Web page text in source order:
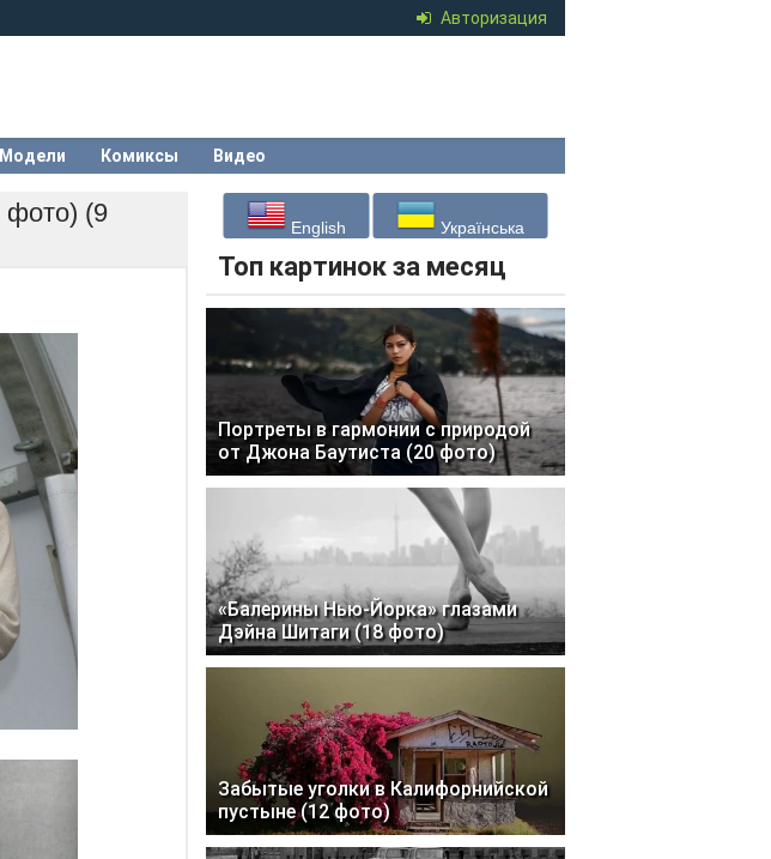
Авторизация
Модели Комиксы Видео
фото) (9
English Українська
Топ картинок за месяц
Портреты в гармонии с природой
от Джона Баутиста (20 фото)
«Балерины Нью-Йорка» глазами
Дэйна Шитаги (18 фото)
Забытые уголки в Калифорнийской
пустыне (12 фото)